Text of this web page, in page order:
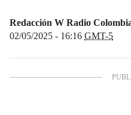
Redacción W Radio
02/05/2025 - 16:16 GMT-5